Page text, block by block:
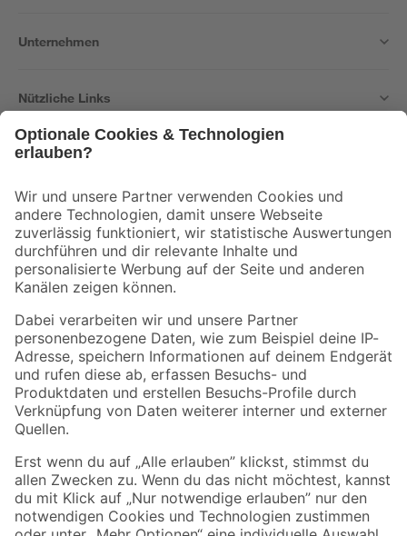
Unternehmen
Nützliche Links
Der toom Newsletter: Keine Angebote und Aktionen mehr verpassen!
Zur Newsletter Anmeldung
Folge uns
Zahlungsarten Versandarten
Sicher einkaufen
Jetzt die toom-App herunterladen